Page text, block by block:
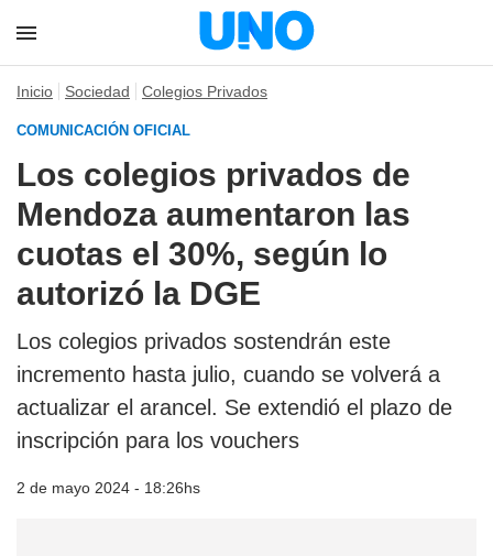
Inicio Sociedad Colegios Privados
COMUNICACIÓN OFICIAL
Los colegios privados de
Mendoza aumentaron las
cuotas el 30%, según lo
autorizó la DGE
Los colegios privados sostendrán este
incremento hasta julio, cuando se volverá a
actualizar el arancel. Se extendió el plazo de
inscripción para los vouchers
2 de mayo 2024 - 18:26hs